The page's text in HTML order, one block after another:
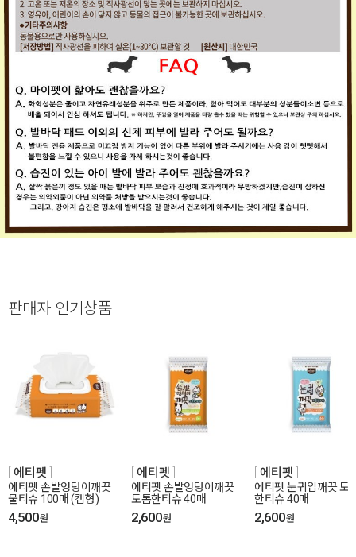
판매자 인기상품
에티펫
에티펫 손발엉덩이깨끗
물티슈 100매 (캡형)
4,500원
에티펫
에티펫 손발엉덩이깨끗
도톰한티슈 40매
2,600원
에티펫
에티펫 눈귀입깨끗 도
한티슈 40매
2,600원